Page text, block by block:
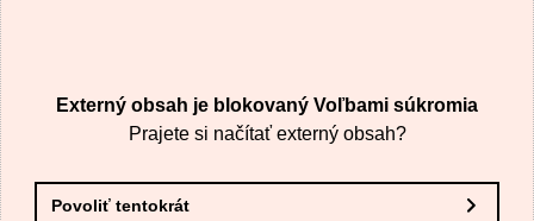
VAŠA OTÁZKA K PRODUKTU
Externý obsah je blokovaný Voľbami súkromia
Prajete si načítať externý obsah?
Povoliť tentokrát